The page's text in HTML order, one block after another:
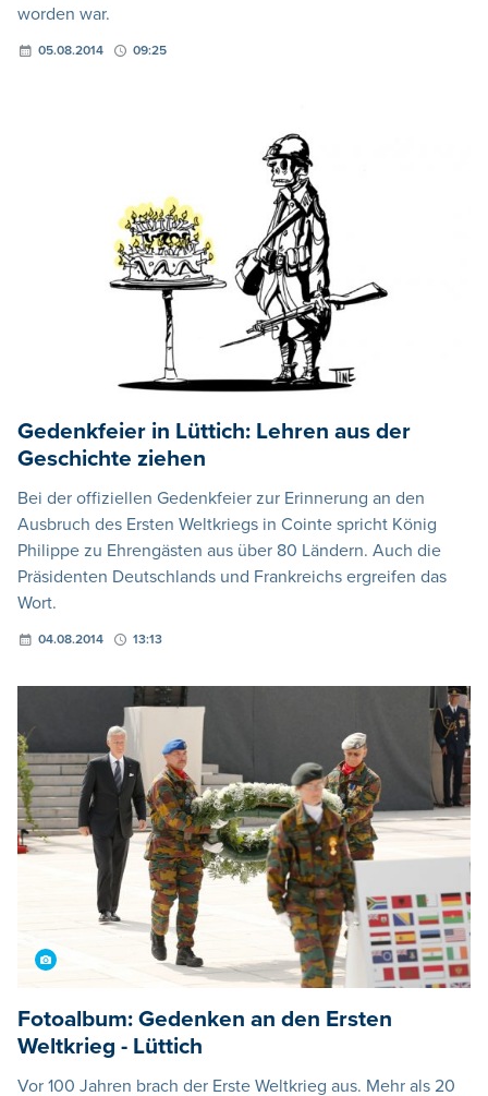
worden war.
05.08.2014 09:25
Gedenkfeier in Lüttich: Lehren aus der
Geschichte ziehen
Bei der offiziellen Gedenkfeier zur Erinnerung an den
Ausbruch des Ersten Weltkriegs in Cointe spricht König
Philippe zu Ehrengästen aus über 80 Ländern. Auch die
Präsidenten Deutschlands und Frankreichs ergreifen das
Wort.
04.08.2014 13:13
Fotoalbum: Gedenken an den Ersten
Weltkrieg - Lüttich
Vor 100 Jahren brach der Erste Weltkrieg aus. Mehr als 20